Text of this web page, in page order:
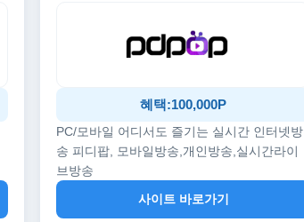
혜택:100,000P
PC/모바일 어디서도 즐기는 실시간 인터넷방
송 피디팝, 모바일방송,개인방송,실시간라이
브방송
사이트 바로가기